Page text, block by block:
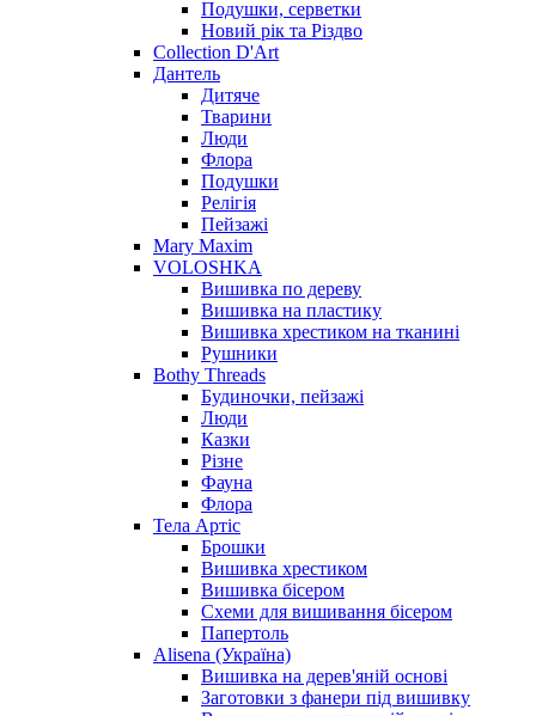
Подушки, серветки
Новий рік та Різдво
Collection D'Art
Дантель
Дитяче
Тварини
Люди
Флора
Подушки
Релігія
Пейзажі
Mary Maxim
VOLOSHKA
Вишивка по дереву
Вишивка на пластику
Вишивка хрестиком на тканині
Рушники
Bothy Threads
Будиночки, пейзажі
Люди
Казки
Різне
Фауна
Флора
Тела Артіс
Брошки
Вишивка хрестиком
Вишивка бісером
Схеми для вишивання бісером
Папертоль
Alisena (Україна)
Вишивка на дерев'яній основі
Заготовки з фанери під вишивку